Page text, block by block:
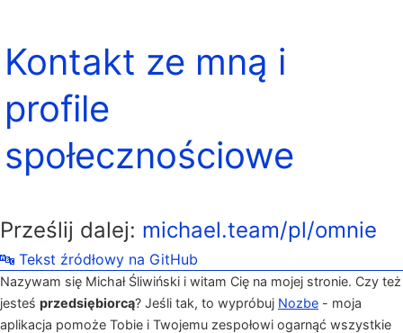
Kontakt ze mną i
profile
społecznościowe
Prześlij dalej: michael.team/pl/omnie
🔤 Tekst źródłowy na GitHub
Nazywam się Michał Śliwiński i witam Cię na mojej stronie. Czy też
jesteś przedsiębiorcą? Jeśli tak, to wypróbuj Nozbe - moja
aplikacja pomoże Tobie i Twojemu zespołowi ogarnąć wszystkie